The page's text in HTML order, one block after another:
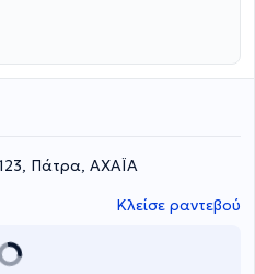
εμπειρίας στην
Πάτρα, ΑΧΑΪΑ
Κλείσε ραντεβού